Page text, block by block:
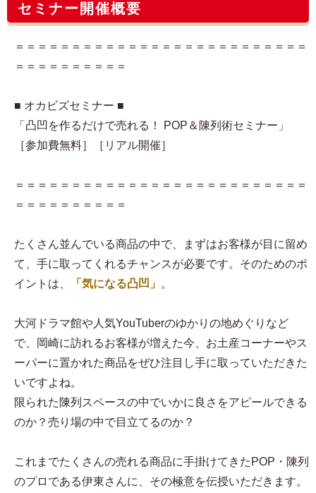
セミナー開催概要
＝＝＝＝＝＝＝＝＝＝＝＝＝＝＝＝＝＝＝＝＝＝＝＝＝＝
＝＝＝＝＝＝＝＝＝＝
■ オカビズセミナー ■
「凸凹を作るだけで売れる！ POP＆陳列術セミナー」
［参加費無料］［リアル開催］
＝＝＝＝＝＝＝＝＝＝＝＝＝＝＝＝＝＝＝＝＝＝＝＝＝＝
＝＝＝＝＝＝＝＝＝＝
たくさん並んでいる商品の中で、まずはお客様が目に留め
て、手に取ってくれるチャンスが必要です。そのためのポ
イントは、
「気になる凸凹」 。
大河ドラマ館や人気YouTuberのゆかりの地めぐりなど
で、岡崎に訪れるお客様が増えた今、お土産コーナーやス
ーパーに置かれた商品をぜひ注目し手に取っていただきた
いですよね。
限られた陳列スペースの中でいかに良さをアピールできる
のか？売り場の中で目立てるのか？
これまでたくさんの売れる商品に手掛けてきたPOP・陳列
のプロである伊東さんに、その極意を伝授いただきます。